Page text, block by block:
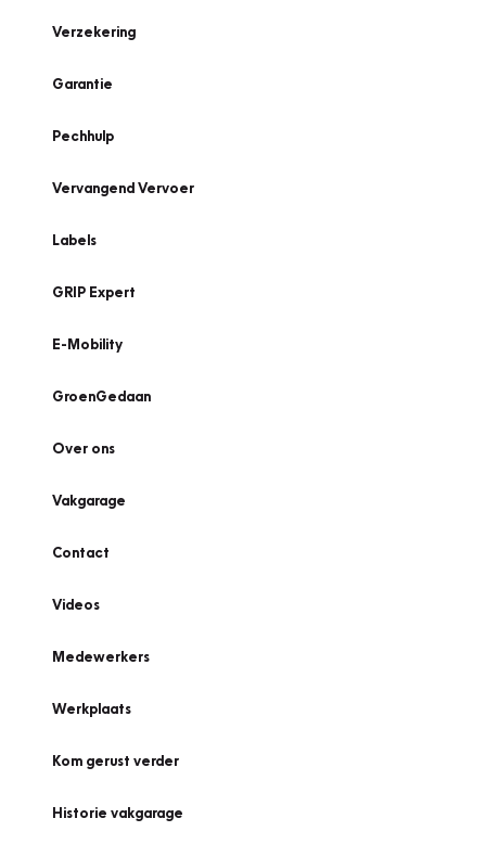
Verzekering
Garantie
Pechhulp
Vervangend Vervoer
Labels
GRIP Expert
E-Mobility
GroenGedaan
Over ons
Vakgarage
Contact
Videos
Medewerkers
Werkplaats
Kom gerust verder
Historie vakgarage